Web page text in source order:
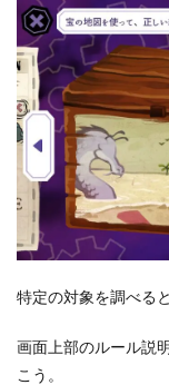
特定の対象を調べる
画面上部のルール説
こう。